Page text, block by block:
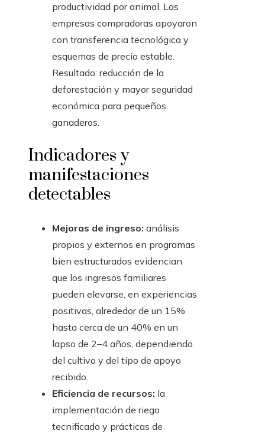
productividad por animal. Las
empresas compradoras apoyaron
con transferencia tecnológica y
esquemas de precio estable.
Resultado: reducción de la
deforestación y mayor seguridad
económica para pequeños
ganaderos.
Indicadores y
manifestaciones
detectables
Mejoras de ingreso: análisis
propios y externos en programas
bien estructurados evidencian
que los ingresos familiares
pueden elevarse, en experiencias
positivas, alrededor de un 15%
hasta cerca de un 40% en un
lapso de 2–4 años, dependiendo
del cultivo y del tipo de apoyo
recibido.
Eficiencia de recursos: la
implementación de riego
tecnificado y prácticas de